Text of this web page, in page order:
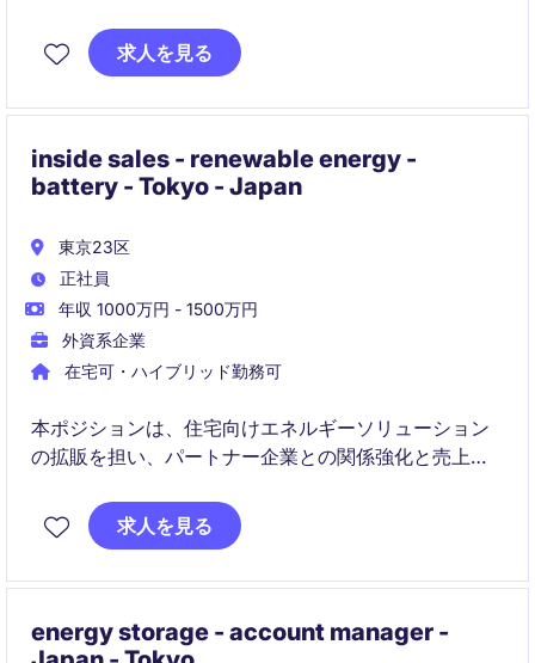
が求められます。
求人を見る
inside sales - renewable energy -
battery - Tokyo - Japan
東京23区
正社員
年収 1000万円 - 1500万円
外資系企業
在宅可・ハイブリッド勤務可
本ポジションは、住宅向けエネルギーソリューション
の拡販を担い、パートナー企業との関係強化と売上成
ニングを通じて、パートナーの成果最大化に貢献しま
す。
求人を見る
energy storage - account manager -